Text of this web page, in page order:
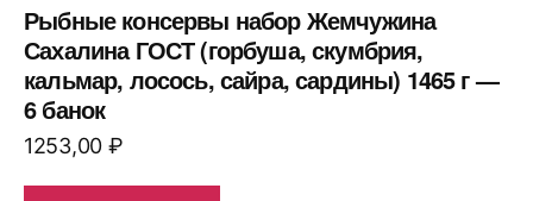
Рыбные консервы набор Жемчужина
Сахалина ГОСТ (горбуша, скумбрия,
кальмар, лосось, сайра, сардины) 1465 г —
6 банок
1253,00 ₽